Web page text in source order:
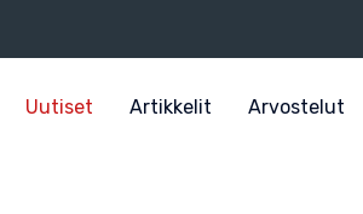
Uutiset Artikkelit Arvostelut